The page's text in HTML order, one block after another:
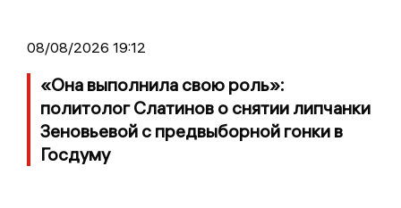
08/08/2026 19:12
«Она выполнила свою роль»:
политолог Слатинов о снятии липчанки
Зеновьевой с предвыборной гонки в
Госдуму